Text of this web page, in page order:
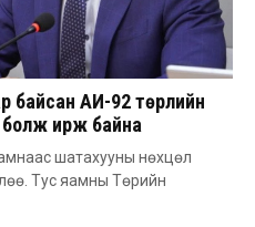
байсан АИ-92 төрлийн
болж ирж байна
шатахууны нөхцөл
Тус яамны Төрийн